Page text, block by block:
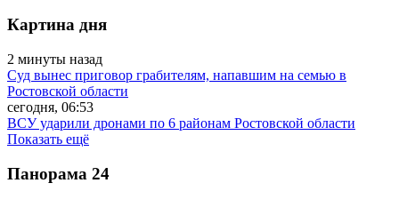
Картина дня
2 минуты назад
Суд вынес приговор грабителям, напавшим на семью в
Ростовской области
сегодня, 06:53
ВСУ ударили дронами по 6 районам Ростовской области
Показать ещё
Панорама 24